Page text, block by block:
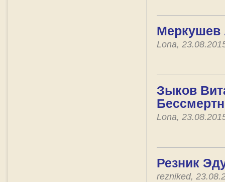
Меркушев
Lona,
Зыков
Lona,
Резник
rezniked,